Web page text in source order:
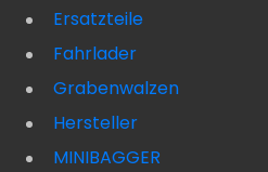
Ersatzteile
Fahrlader
Grabenwalzen
Hersteller
MINIBAGGER